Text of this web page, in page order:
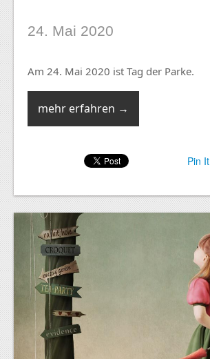
24. Mai 2020
Am 24. Mai 2020 ist Tag der Parke.
mehr erfahren →
Pin It